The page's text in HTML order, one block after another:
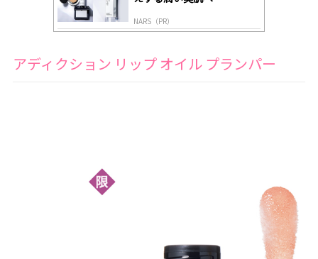
NARS（PR）
アディクション リップ オイル プランパー